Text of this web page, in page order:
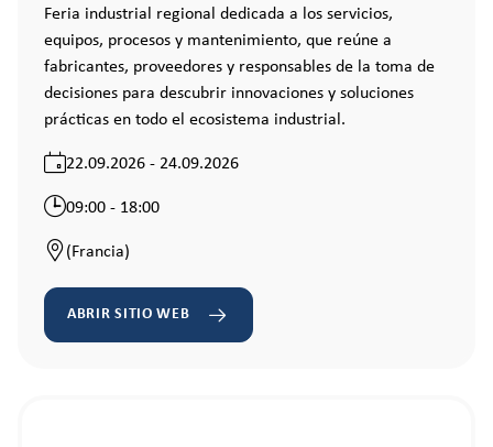
Feria industrial regional dedicada a los servicios,
equipos, procesos y mantenimiento, que reúne a
fabricantes, proveedores y responsables de la toma de
decisiones para descubrir innovaciones y soluciones
prácticas en todo el ecosistema industrial.
22.09.2026 - 24.09.2026
09:00 - 18:00
(Francia)
ABRIR SITIO WEB